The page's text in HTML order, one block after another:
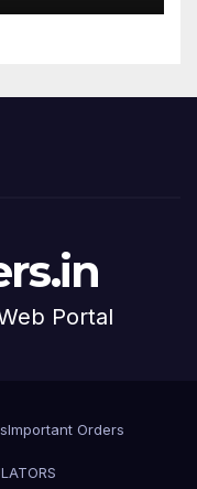
Portal
Important Orders